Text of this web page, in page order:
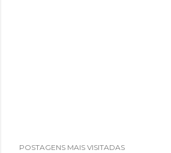
POSTAGENS MAIS VISITADAS